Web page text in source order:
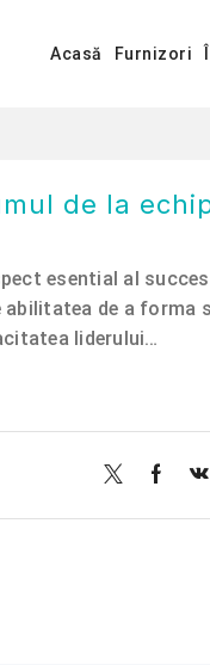
Acasă Furnizori
de la
esential al
abilitatea de a forma
liderului…